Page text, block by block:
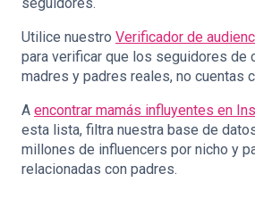
Utilice nuestro Verificador de
para verificar que los seguidores de
madres y padres reales, no cuentas
A encontrar mamás influyentes en
esta lista, filtra nuestra base de
millones de influencers por nicho y
relacionadas con padres.